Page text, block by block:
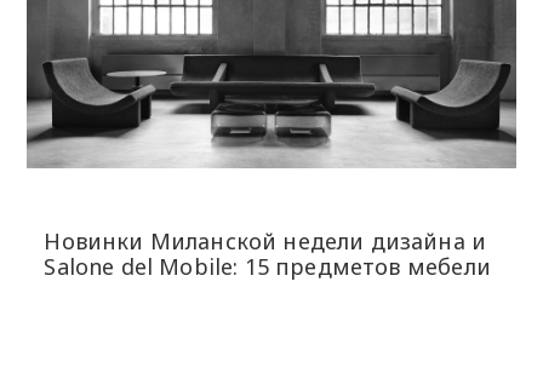
Новинки Миланской недели дизайна и
Salone del Mobile: 15 предметов мебели